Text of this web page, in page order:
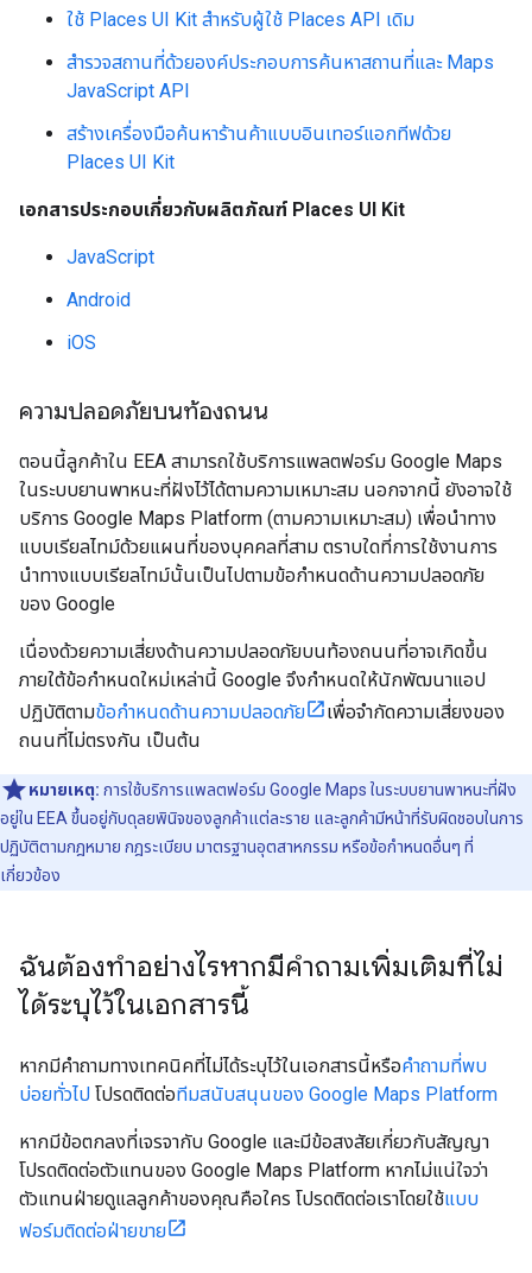
ใช้ Places UI Kit สำหรับผู้ใช้ Places API เดิม
สำรวจสถานที่ด้วยองค์ประกอบการค้นหาสถานที่และ Maps
JavaScript API
สร้างเครื่องมือค้นหาร้านค้าแบบอินเทอร์แอกทีฟด้วย
Places UI Kit
เอกสารประกอบเกี่ยวกับผลิตภัณฑ์ Places UI Kit
JavaScript
Android
iOS
ความปลอดภัยบนท้องถนน
ตอนนี้ลูกค้าใน EEA สามารถใช้บริการแพลตฟอร์ม Google Maps
ในระบบยานพาหนะที่ฝังไว้ได้ตามความเหมาะสม นอกจากนี้ ยังอาจใช้
บริการ Google Maps Platform (ตามความเหมาะสม) เพื่อนำทาง
แบบเรียลไทม์ด้วยแผนที่ของบุคคลที่สาม ตราบใดที่การใช้งานการ
นำทางแบบเรียลไทม์นั้นเป็นไปตามข้อกำหนดด้านความปลอดภัย
ของ Google
เนื่องด้วยความเสี่ยงด้านความปลอดภัยบนท้องถนนที่อาจเกิดขึ้น
ภายใต้ข้อกำหนดใหม่เหล่านี้ Google จึงกำหนดให้นักพัฒนาแอป
ปฏิบัติตามข้อกำหนดด้านความปลอดภัย
เพื่อจำกัดความเสี่ยงของ
ถนนที่ไม่ตรงกัน เป็นต้น
หมายเหตุ: การใช้บริการแพลตฟอร์ม Google Maps ในระบบยานพาหนะที่ฝัง
อยู่ใน EEA ขึ้นอยู่กับดุลยพินิจของลูกค้าแต่ละราย และลูกค้ามีหน้าที่รับผิดชอบในการ
ปฏิบัติตามกฎหมาย กฎระเบียบ มาตรฐานอุตสาหกรรม หรือข้อกำหนดอื่นๆ ที่
เกี่ยวข้อง
ฉันต้องทำอย่างไรหากมีคำถามเพิ่มเติมที่ไม่
ได้ระบุไว้ในเอกสารนี้
หากมีคำถามทางเทคนิคที่ไม่ได้ระบุไว้ในเอกสารนี้หรือคำถามที่พบ
บ่อยทั่วไป โปรดติดต่อทีมสนับสนุนของ Google Maps Platform
หากมีข้อตกลงที่เจรจากับ Google และมีข้อสงสัยเกี่ยวกับสัญญา
โปรดติดต่อตัวแทนของ Google Maps Platform หากไม่แน่ใจว่า
ตัวแทนฝ่ายดูแลลูกค้าของคุณคือใคร โปรดติดต่อเราโดยใช้แบบ
ฟอร์มติดต่อฝ่ายขาย